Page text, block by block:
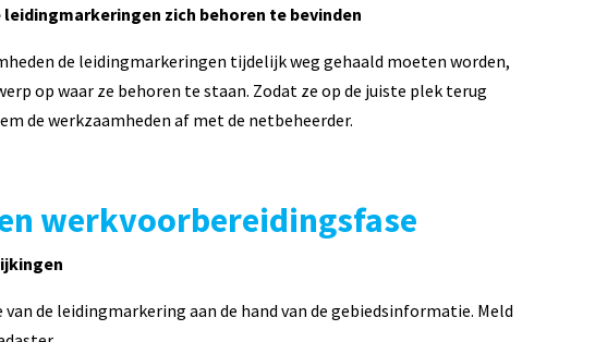
zich behoren te bevinden
de leidingmarkeringen tijdelijk weg gehaald moeten worden,
op waar ze behoren te staan. Zodat ze op de juiste plek terug
de werkzaamheden af met de netbeheerder.
werkvoorbereidingsfase
de leidingmarkering aan de hand van de gebiedsinformatie. Meld